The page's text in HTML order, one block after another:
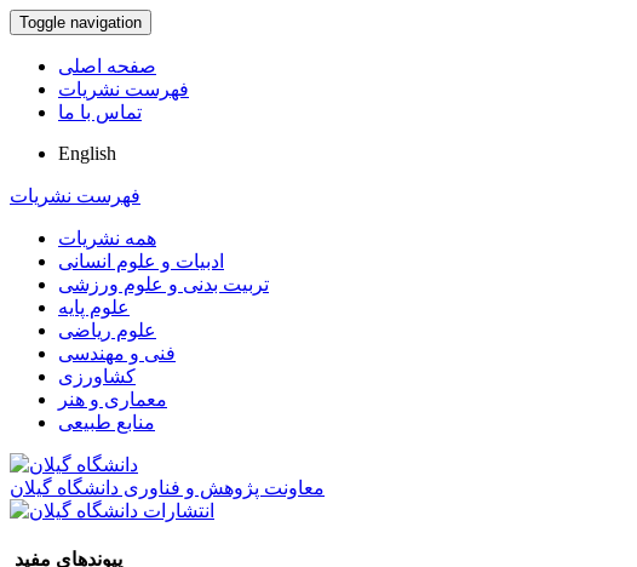
Toggle navigation
صفحه اصلی
فهرست نشریات
تماس با ما
English
فهرست نشریات
همه نشریات
ادبیات و علوم انسانی
تربیت بدنی و علوم ورزشی
علوم پایه
علوم ریاضی
فنی و مهندسی
کشاورزی
معماری و هنر
منابع طبیعی
معاونت پژوهش و فناوری دانشگاه گیلان
پیوندهای مفید